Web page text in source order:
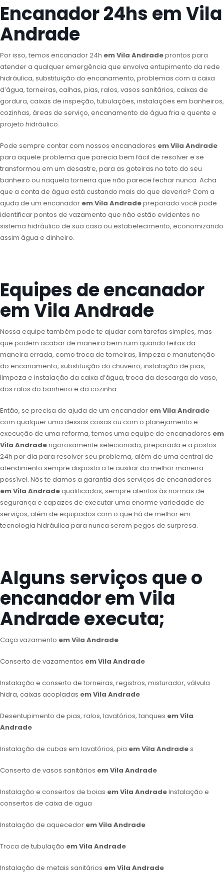
Encanador 24hs em Vila
Andrade
Por isso, temos encanador 24h em Vila Andradeprontos para
atender a qualquer emergência que envolva entupimento da rede
hidráulica, substituição do encanamento, problemas com a caixa
d’água, torneiras, calhas, pias, ralos, vasos sanitários, caixas de
gordura, caixas de inspeção, tubulações, instalações em banheiros,
cozinhas, áreas de serviço, encanamento de água fria e quente e
projeto hidráulico.
Pode sempre contar com nossos encanadores em Vila Andrade
para aquele problema que parecia bem fácil de resolver e se
transformou em um desastre, para as goteiras no teto do seu
banheiro ou naquela torneira que não parece fechar nunca. Acha
que a conta de água está custando mais do que deveria? Com a
ajuda de um encanador em Vila Andradepreparado você pode
identificar pontos de vazamento que não estão evidentes no
sistema hidráulico de sua casa ou estabelecimento, economizando
assim água e dinheiro.
Equipes de encanador
em Vila Andrade
Nossa equipe também pode te ajudar com tarefas simples, mas
que podem acabar de maneira bem ruim quando feitas da
maneira errada, como troca de torneiras, limpeza e manutenção
do encanamento, substituição do chuveiro, instalação de pias,
limpeza e instalação da caixa d’água, troca da descarga do vaso,
dos ralos do banheiro e da cozinha.
Então, se precisa de ajuda de um encanador em Vila Andrade
com qualquer uma dessas coisas ou com o planejamento e
execução de uma reforma, temos uma equipe de encanadores em
Vila Andraderigorosamente selecionada, preparada e a postos
24h por dia para resolver seu problema, além de uma central de
atendimento sempre disposta a te auxiliar da melhor maneira
possível. Nós te damos a garantia dos serviços de encanadores
em Vila Andradequalificados, sempre atentos às normas de
segurança e capazes de executar uma enorme variedade de
serviços, além de equipados com o que há de melhor em
tecnologia hidráulica para nunca serem pegos de surpresa.
Alguns serviços que o
encanador em Vila
Andrade executa;
Caça vazamento em Vila Andrade
Conserto de vazamentos em Vila Andrade
Instalação e conserto de torneiras, registros, misturador, válvula
hidra, caixas acopladas em Vila Andrade
Desentupimento de pias, ralos, lavatórios, tanques em Vila
Andrade
Instalação de cubas em lavatórios, pia em Vila Andrades
Conserto de vasos sanitários em Vila Andrade
Instalação e consertos de boias em Vila AndradeInstalação e
consertos de caixa de agua
Instalação de aquecedor em Vila Andrade
Troca de tubulação em Vila Andrade
Instalação de metais sanitários em Vila Andrade